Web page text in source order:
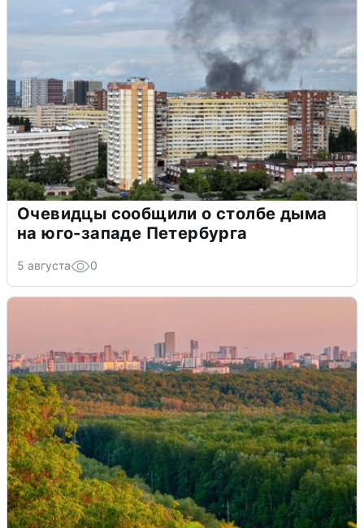
Очевидцы сообщили о столбе дыма
на юго-западе Петербурга
5 августа 0